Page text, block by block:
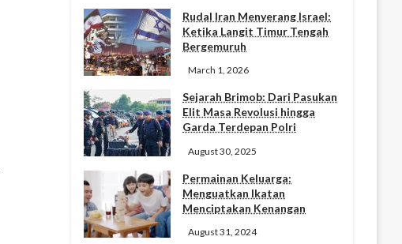
Rudal Iran Menyerang Israel:
Ketika Langit Timur Tengah
Bergemuruh
March 1, 2026
Sejarah Brimob: Dari Pasukan
Elit Masa Revolusi hingga
Garda Terdepan Polri
August 30, 2025
Permainan Keluarga:
Menguatkan Ikatan
Menciptakan Kenangan
August 31, 2024